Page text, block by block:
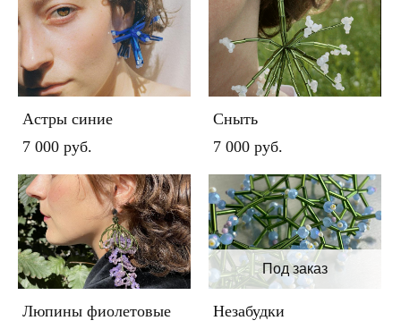
Астры синие
7 000 pуб.
Сныть
7 000 pуб.
Люпины фиолетовые
Под заказ
Незабудки